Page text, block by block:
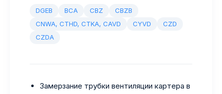
DGEB BCA CBZ
CBZB
CNWA, CTHD, CTKA, CAVD
CYVD
CZD
CZDA
Замерзание трубки вентиляции картера в